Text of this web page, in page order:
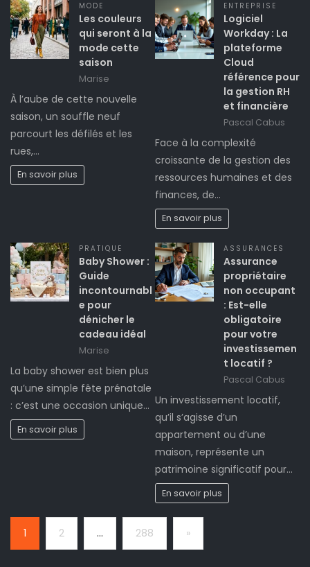
MODE
Les couleurs
qui seront à la
mode cette
saison
Marise
À l’aube de cette nouvelle
saison, un souffle neuf
parcourt les défilés et les
rues,…
En savoir plus
ENTREPRISE
Logiciel
Workday : La
plateforme
Cloud
référence pour
la gestion RH
et financière
Pascal Cabus
Face à la complexité
croissante de la gestion des
ressources humaines et des
finances, de…
En savoir plus
PRATIQUE
Baby Shower :
Guide
incontournabl
e pour
dénicher le
cadeau idéal
Marise
La baby shower est bien plus
qu’une simple fête prénatale
: c’est une occasion unique…
En savoir plus
ASSURANCES
Assurance
propriétaire
non occupant
: Est-elle
obligatoire
pour votre
investissemen
t locatif ?
Pascal Cabus
Un investissement locatif,
qu’il s’agisse d’un
appartement ou d’une
maison, représente un
patrimoine significatif pour…
En savoir plus
1 2 … 288 Next
»